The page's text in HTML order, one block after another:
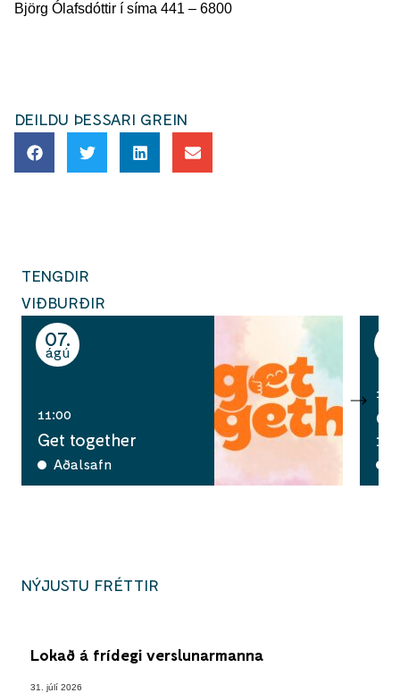
Björg Ólafsdóttir í síma 441 – 6800
DEILDU ÞESSARI GREIN
TENGDIR
VIÐBURÐIR
07
ágú
11:00
Get together
Aðalsafn
NÝJUSTU FRÉTTIR
Lokað á frídegi verslunarmanna
31. júlí 2026